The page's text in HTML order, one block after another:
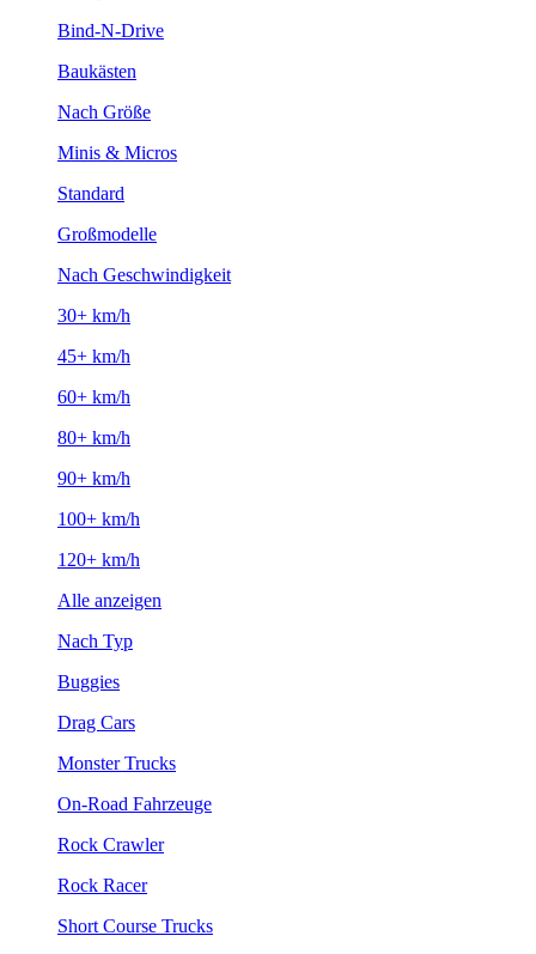
Bind-N-Drive
Baukästen
Nach Größe
Minis & Micros
Standard
Großmodelle
Nach Geschwindigkeit
30+ km/h
45+ km/h
60+ km/h
80+ km/h
90+ km/h
100+ km/h
120+ km/h
Alle anzeigen
Nach Typ
Buggies
Drag Cars
Monster Trucks
On-Road Fahrzeuge
Rock Crawler
Rock Racer
Short Course Trucks